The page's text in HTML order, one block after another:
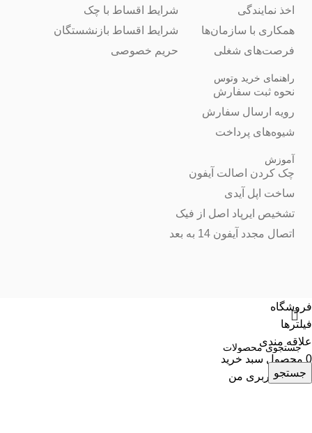
اخذ نمایندگی
همکاری با سازمان‌ها
فرصت‌های شغلی
شرایط اقساط با چک
شرایط اقساط بازنشستگان
حریم خصوصی
راهنمای خرید وتوس
نحوه ثبت سفارش
رویه ارسال سفارش
شیوه‌های پرداخت
آموزش
چک کردن اصالت آیفون
ساخت اپل آیدی
تشخیص ایرپاد اصل از فیک
اتصال مجدد آیفون 14 به بعد
جستجو
فروشگاه
فیلترها
علاقه مندی
0 محصول سبد خرید
حساب کاربری من